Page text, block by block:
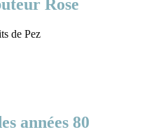
Rose
de Pez
années 80